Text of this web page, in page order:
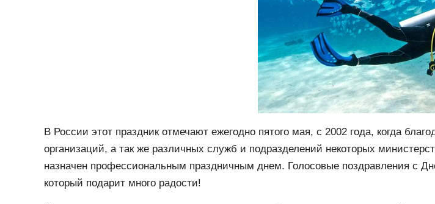
В России этот праздник отмечают ежегодно пятого мая, с 2002 года, когда
организаций, а так же различных служб и подразделений некоторых
назначен профессиональным праздничным днем. Голосовые поздравления с
который подарит много радости!